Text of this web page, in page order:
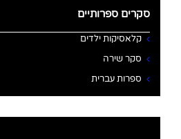
סקרים ספרותיים
קלאסיקות ילדים
סקר שירה
ספרות עברית